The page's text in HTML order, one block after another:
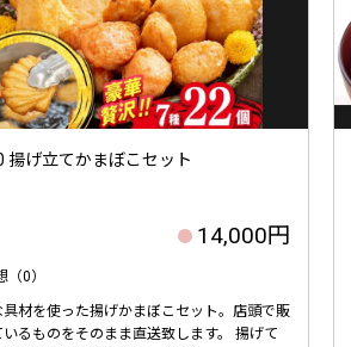
揚げ立てかまぼこセット
14,000円
（0）
具材を使った揚げかまぼこセット。店頭で販
るものをそのまま直送致します。 揚げて